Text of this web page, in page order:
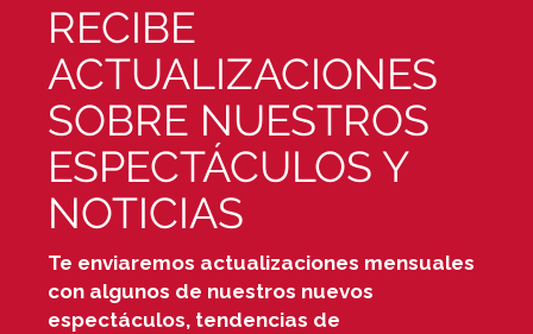
RECIBE
ACTUALIZACIONES
SOBRE NUESTROS
ESPECTÁCULOS Y
NOTICIAS
Te enviaremos actualizaciones mensuales
con algunos de nuestros nuevos
espectáculos, tendencias de